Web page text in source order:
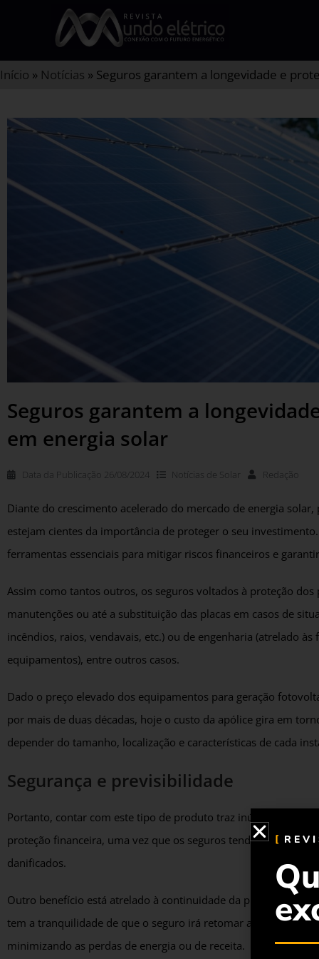
Início » Notícias » Seguros garantem a longevidade e
Seguros garantem a
em energia solar
Data da Publicação 26/08/2024 Notícias de Solar Redação
Diante do crescimento acelerado do mercado de energia
estejam cientes da importância de proteger o seu
ferramentas essenciais para mitigar riscos financeiros e
Assim como tantos outros, os seguros voltados à proteção
manutenções ou até a substituição das placas em casos de
incêndios, raios, vendavais, etc.) ou de engenharia (atrelado
equipamentos), entre outros casos.
Dado o preço elevado dos equipamentos para geração
por mais de duas décadas, hoje o custo da apólice gira em
depender do tamanho, localização e características de cada
Segurança e previsibilidade
Portanto, contar com este tipo de produto traz inúmeros
proteção financeira, uma vez que os seguros tendem a cobrir
danificados.
Outro benefício está atrelado à continuidade da produção de
tem a tranquilidade de que o seguro irá retomar a
minimizando as perdas de energia ou de receita.